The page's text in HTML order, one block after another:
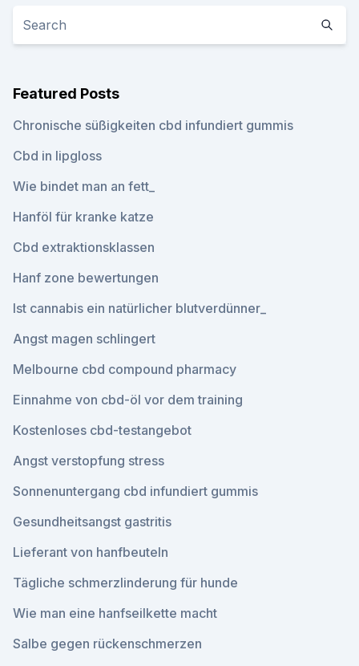
Featured Posts
Chronische süßigkeiten cbd infundiert gummis
Cbd in lipgloss
Wie bindet man an fett_
Hanföl für kranke katze
Cbd extraktionsklassen
Hanf zone bewertungen
Ist cannabis ein natürlicher blutverdünner_
Angst magen schlingert
Melbourne cbd compound pharmacy
Einnahme von cbd-öl vor dem training
Kostenloses cbd-testangebot
Angst verstopfung stress
Sonnenuntergang cbd infundiert gummis
Gesundheitsangst gastritis
Lieferant von hanfbeuteln
Tägliche schmerzlinderung für hunde
Wie man eine hanfseilkette macht
Salbe gegen rückenschmerzen